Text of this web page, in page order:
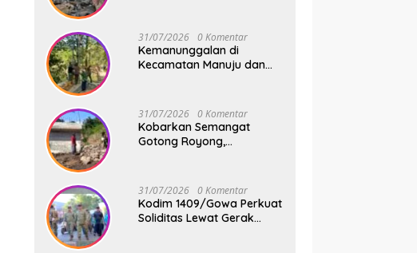
Desa Mamampang Kini
Punya Akses Baru
31/07/2026 0 Komentar
Kemanunggalan di
Kecamatan Manuju dan
Jembatan Gantung Terus
Digenjot
31/07/2026 0 Komentar
Kobarkan Semangat
Gotong Royong,
Terus Berjalan
31/07/2026 0 Komentar
Kodim 1409/Gowa Perkuat
Soliditas Lewat Gerak